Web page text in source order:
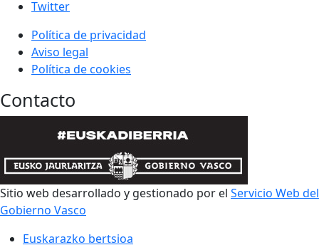
Twitter
Política de privacidad
Aviso legal
Política de cookies
Contacto
Sitio web desarrollado y gestionado por el Servicio Web del
Gobierno Vasco
Euskarazko bertsioa